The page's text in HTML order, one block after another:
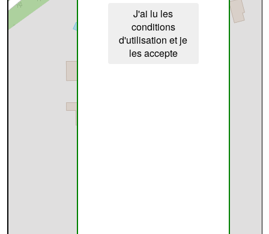
J'ai lu les
conditions
d'utilisation et je
les accepte